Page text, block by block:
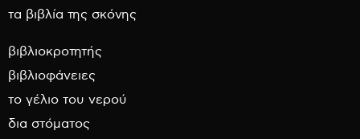
τα βιβλία της σκόνης
βιβλιοκροτητής
βιβλιοφάνειες
το γέλιο του νερού
δια στόματος